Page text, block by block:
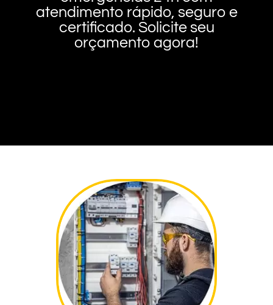
atendimento rápido, seguro e
certificado. Solicite seu
orçamento agora!